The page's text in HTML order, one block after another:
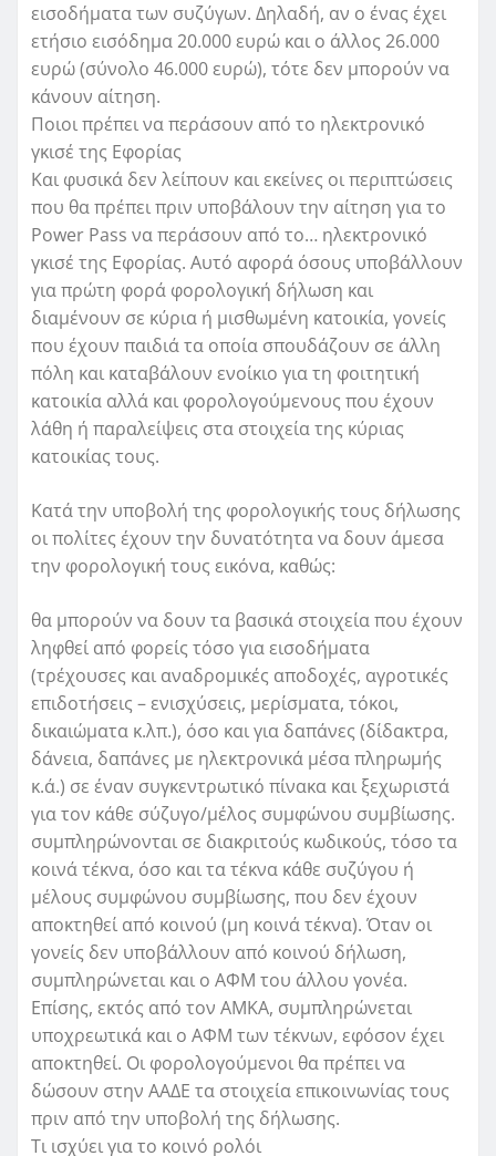
εισοδήματα των συζύγων. Δηλαδή, αν ο ένας έχει
ετήσιο εισόδημα 20.000 ευρώ και ο άλλος 26.000
ευρώ (σύνολο 46.000 ευρώ), τότε δεν μπορούν να
κάνουν αίτηση.
Ποιοι πρέπει να περάσουν από το ηλεκτρονικό
γκισέ της Εφορίας
Και φυσικά δεν λείπουν και εκείνες οι περιπτώσεις
που θα πρέπει πριν υποβάλουν την αίτηση για το
Power Pass να περάσουν από το… ηλεκτρονικό
γκισέ της Εφορίας. Αυτό αφορά όσους υποβάλλουν
για πρώτη φορά φορολογική δήλωση και
διαμένουν σε κύρια ή μισθωμένη κατοικία, γονείς
που έχουν παιδιά τα οποία σπουδάζουν σε άλλη
πόλη και καταβάλουν ενοίκιο για τη φοιτητική
κατοικία αλλά και φορολογούμενους που έχουν
λάθη ή παραλείψεις στα στοιχεία της κύριας
κατοικίας τους.
Κατά την υποβολή της φορολογικής τους δήλωσης
οι πολίτες έχουν την δυνατότητα να δουν άμεσα
την φορολογική τους εικόνα, καθώς:
θα μπορούν να δουν τα βασικά στοιχεία που έχουν
ληφθεί από φορείς τόσο για εισοδήματα
(τρέχουσες και αναδρομικές αποδοχές, αγροτικές
επιδοτήσεις – ενισχύσεις, μερίσματα, τόκοι,
δικαιώματα κ.λπ.), όσο και για δαπάνες (δίδακτρα,
δάνεια, δαπάνες με ηλεκτρονικά μέσα πληρωμής
κ.ά.) σε έναν συγκεντρωτικό πίνακα και ξεχωριστά
για τον κάθε σύζυγο/μέλος συμφώνου συμβίωσης.
συμπληρώνονται σε διακριτούς κωδικούς, τόσο τα
κοινά τέκνα, όσο και τα τέκνα κάθε συζύγου ή
μέλους συμφώνου συμβίωσης, που δεν έχουν
αποκτηθεί από κοινού (μη κοινά τέκνα). Όταν οι
γονείς δεν υποβάλλουν από κοινού δήλωση,
συμπληρώνεται και ο ΑΦΜ του άλλου γονέα.
Επίσης, εκτός από τον ΑΜΚΑ, συμπληρώνεται
υποχρεωτικά και ο ΑΦΜ των τέκνων, εφόσον έχει
αποκτηθεί. Οι φορολογούμενοι θα πρέπει να
δώσουν στην ΑΑΔΕ τα στοιχεία επικοινωνίας τους
πριν από την υποβολή της δήλωσης.
Τι ισχύει για το κοινό ρολόι